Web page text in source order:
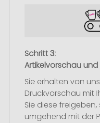
Schritt 3:
Artikelvorschau
Sie erhalten von
Druckvorschau mit
Sie diese
umgehend mit der